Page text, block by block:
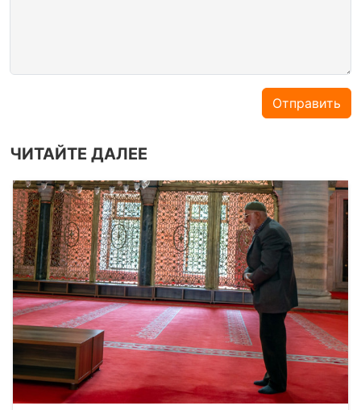
Отправить
ЧИТАЙТЕ ДАЛЕЕ